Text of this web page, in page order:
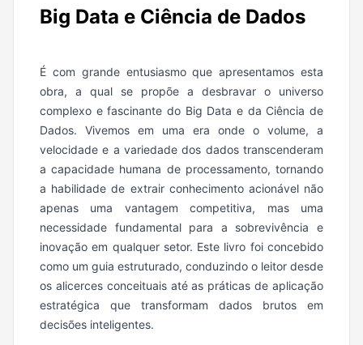
Big Data e Ciência de Dados
É com grande entusiasmo que apresentamos esta
obra, a qual se propõe a desbravar o universo
complexo e fascinante do Big Data e da Ciência de
Dados. Vivemos em uma era onde o volume, a
velocidade e a variedade dos dados transcenderam
a capacidade humana de processamento, tornando
a habilidade de extrair conhecimento acionável não
apenas uma vantagem competitiva, mas uma
necessidade fundamental para a sobrevivência e
inovação em qualquer setor. Este livro foi concebido
como um guia estruturado, conduzindo o leitor desde
os alicerces conceituais até as práticas de aplicação
estratégica que transformam dados brutos em
decisões inteligentes.